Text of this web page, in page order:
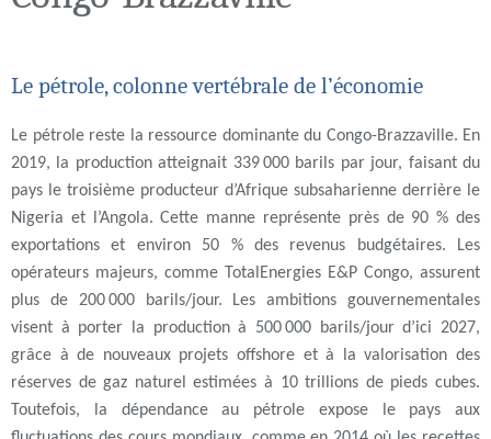
Le pétrole, colonne vertébrale de l’économie
Le pétrole reste la ressource dominante du Congo-Brazzaville. En
2019, la production atteignait 339 000 barils par jour, faisant du
pays le troisième producteur d’Afrique subsaharienne derrière le
Nigeria et l’Angola. Cette manne représente près de 90 % des
exportations et environ 50 % des revenus budgétaires. Les
opérateurs majeurs, comme TotalEnergies E&P Congo, assurent
plus de 200 000 barils/jour. Les ambitions gouvernementales
visent à porter la production à 500 000 barils/jour d’ici 2027,
grâce à de nouveaux projets offshore et à la valorisation des
réserves de gaz naturel estimées à 10 trillions de pieds cubes.
Toutefois, la dépendance au pétrole expose le pays aux